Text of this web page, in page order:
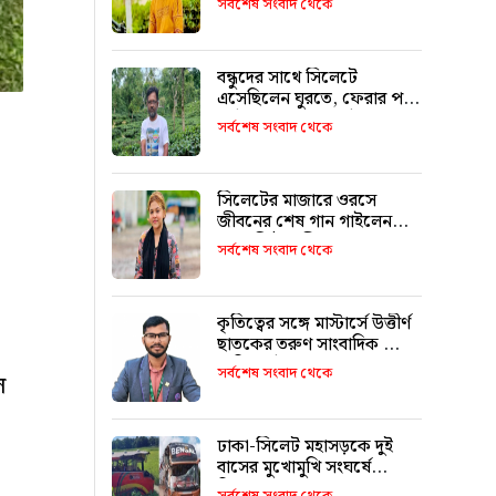
বন্ধুদের সাথে সিলেটে
এসেছিলেন ঘুরতে, ফেরার পথে
দুর্ঘটনায় মারা যান সাইফুল
সর্বশেষ সংবাদ থেকে
সিলেটের মাজারে ওরসে
জীবনের শেষ গান গাইলেন
পেহেলি ভৈরবী
সর্বশেষ সংবাদ থেকে
কৃতিত্বের সঙ্গে মাস্টার্সে উত্তীর্ণ
ছাতকের তরুণ সাংবাদিক মোঃ
তাজিদুল ইসলাম
সর্বশেষ সংবাদ থেকে
ঢাকা-সিলেট মহাসড়কে দুই
বাসের মুখোমুখি সংঘর্ষে
নিহতের সংখ্যা বেড়ে ৯ : ৬